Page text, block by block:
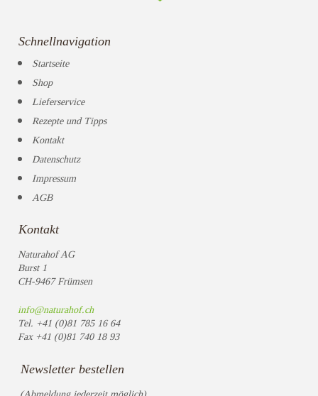
Schnellnavigation
Startseite
Shop
Lieferservice
Rezepte und Tipps
Kontakt
Datenschutz
Impressum
AGB
Kontakt
Naturahof AG
Burst 1
CH-9467 Frümsen
info@naturahof.ch
Tel. +41 (0)81 785 16 64
Fax +41 (0)81 740 18 93
Newsletter bestellen